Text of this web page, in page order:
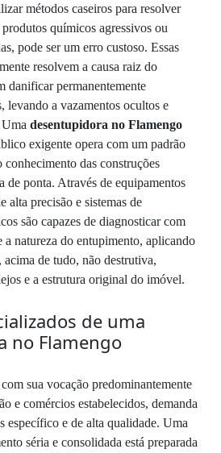
métodos caseiros para resolver
químicos agressivos ou
pode ser um erro custoso. Essas
resolvem a causa raiz do
danificar permanentemente
levando a vazamentos ocultos e
desentupidora no Flamengo
exigente opera com um padrão
das construções
de ponta. Através de equipamentos
alta precisão e sistemas de
são capazes de diagnosticar com
a natureza do entupimento, aplicando
acima de tudo, não destrutiva,
e a estrutura original do imóvel.
de uma
no Flamengo
sua vocação predominantemente
e comércios estabelecidos, demanda
específico e de alta qualidade. Uma
séria e consolidada está preparada